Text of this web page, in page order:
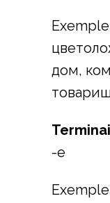
дом,
-е